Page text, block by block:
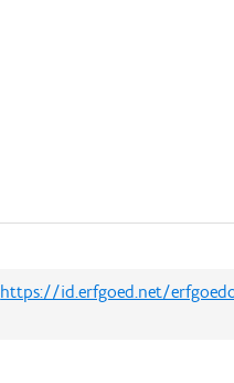
https://id.erfgoed.net/